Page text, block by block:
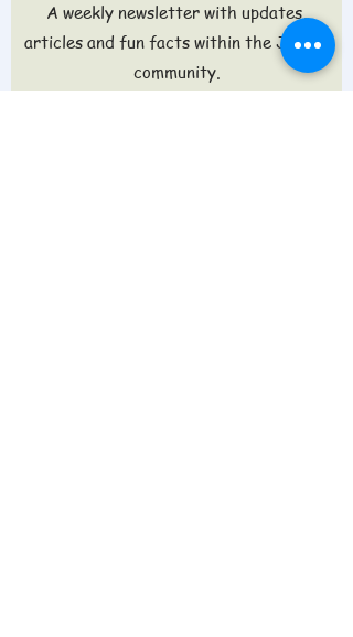
A weekly newsletter with updates,
articles and fun facts within the Jewish
community.